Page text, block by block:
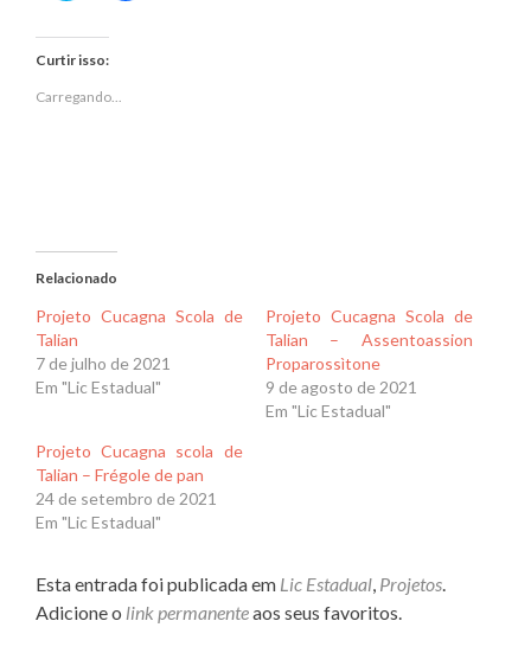
Twitter(abre
em
nova
Curtir isso:
Carregando...
Relacionado
Projeto Cucagna Scola de
Talian
7 de julho de 2021
Em "Lic Estadual"
Projeto Cucagna Scola de
Talian – Assentoassion
Proparossìtone
9 de agosto de 2021
Em "Lic Estadual"
Projeto Cucagna scola de
Talian – Frégole de pan
24 de setembro de 2021
Em "Lic Estadual"
Esta entrada foi publicada em Lic Estadual Projetos
Adicione o link permanenteaos seus favoritos.